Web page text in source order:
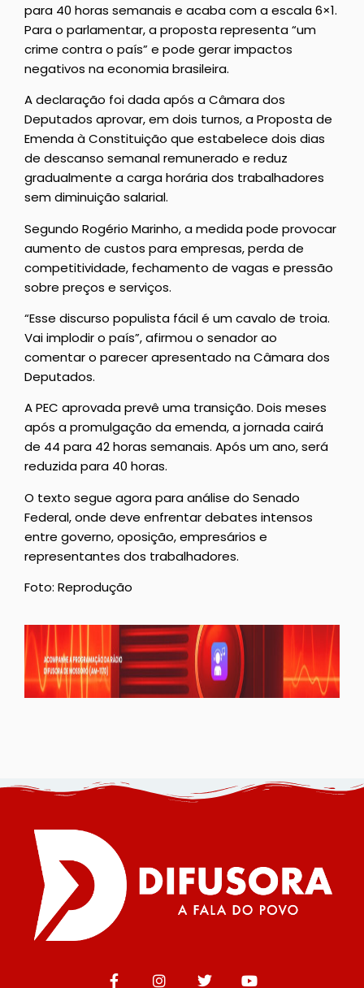
para 40 horas semanais e acaba com a escala 6×1.
Para o parlamentar, a proposta representa “um
crime contra o país” e pode gerar impactos
negativos na economia brasileira.
A declaração foi dada após a Câmara dos
Deputados aprovar, em dois turnos, a Proposta de
Emenda à Constituição que estabelece dois dias
de descanso semanal remunerado e reduz
gradualmente a carga horária dos trabalhadores
sem diminuição salarial.
Segundo Rogério Marinho, a medida pode provocar
aumento de custos para empresas, perda de
competitividade, fechamento de vagas e pressão
sobre preços e serviços.
“Esse discurso populista fácil é um cavalo de troia.
Vai implodir o país”, afirmou o senador ao
comentar o parecer apresentado na Câmara dos
Deputados.
A PEC aprovada prevê uma transição. Dois meses
após a promulgação da emenda, a jornada cairá
de 44 para 42 horas semanais. Após um ano, será
reduzida para 40 horas.
O texto segue agora para análise do Senado
Federal, onde deve enfrentar debates intensos
entre governo, oposição, empresários e
representantes dos trabalhadores.
Foto: Reprodução